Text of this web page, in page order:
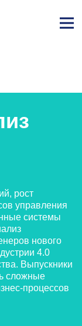
т
рост
управления
системы
нового
4.0
Выпускники
сложные
процессов